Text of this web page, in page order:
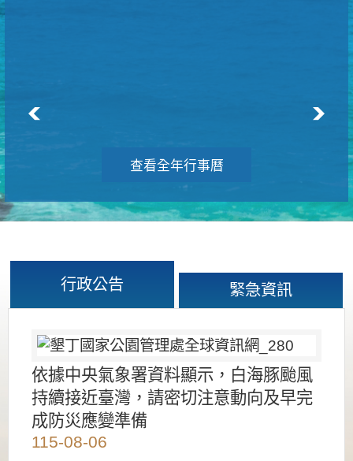
查看全年行事曆
行政公告 緊急資訊
依據中央氣象署資料顯示，白海豚颱風
持續接近臺灣，請密切注意動向及早完
成防災應變準備
115-08-06